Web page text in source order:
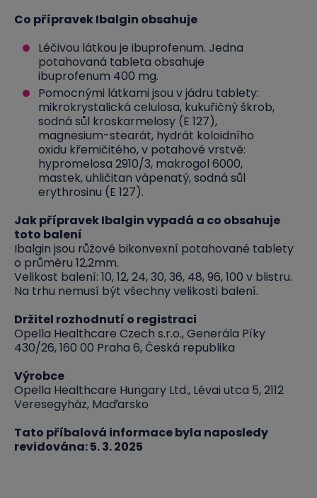
Co přípravek Ibalgin obsahuje
Léčivou látkou je ibuprofenum. Jedna
potahovaná tableta obsahuje
ibuprofenum 400 mg.
Pomocnými látkami jsou v jádru tablety:
mikrokrystalická celulosa, kukuřičný škrob,
sodná sůl kroskarmelosy (E 127),
magnesium-stearát, hydrát koloidního
oxidu křemičitého, v potahové vrstvě:
hypromelosa 2910/3, makrogol 6000,
mastek, uhličitan vápenatý, sodná sůl
erythrosinu (E 127).
Jak přípravek Ibalgin vypadá a co obsahuje
toto balení
Ibalgin jsou růžové bikonvexní potahované tablety
o průměru 12,2mm.
Velikost balení: 10, 12, 24, 30, 36, 48, 96, 100 v blistru.
Na trhu nemusí být všechny velikosti balení.
Držitel rozhodnutí o registraci
Opella Healthcare Czech s.r.o., Generála Píky
430/26, 160 00 Praha 6, Česká republika
Výrobce
Opella Healthcare Hungary Ltd., Lévai utca 5, 2112
Veresegyház, Maďarsko
Tato příbalová informace byla naposledy
revidována: 5. 3. 2025